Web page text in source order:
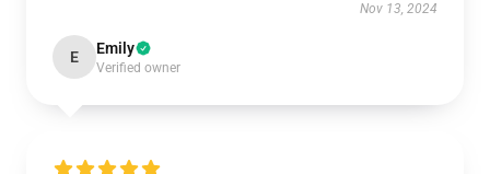
Nov 13, 2024
E Emily
Verified owner